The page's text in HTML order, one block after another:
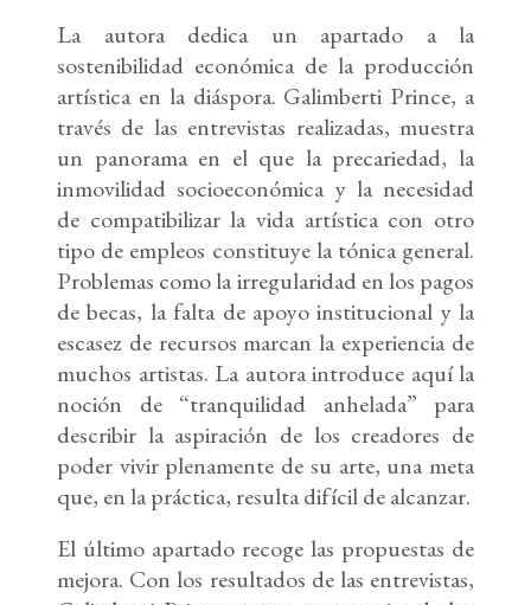
La autora dedica un apartado a la
sostenibilidad económica de la producción
artística en la diáspora. Galimberti Prince, a
través de las entrevistas realizadas, muestra
un panorama en el que la precariedad, la
inmovilidad socioeconómica y la necesidad
de compatibilizar la vida artística con otro
tipo de empleos constituye la tónica general.
Problemas como la irregularidad en los pagos
de becas, la falta de apoyo institucional y la
escasez de recursos marcan la experiencia de
muchos artistas. La autora introduce aquí la
noción de “tranquilidad anhelada” para
describir la aspiración de los creadores de
poder vivir plenamente de su arte, una meta
que, en la práctica, resulta difícil de alcanzar.
El último apartado recoge las propuestas de
mejora. Con los resultados de las entrevistas,